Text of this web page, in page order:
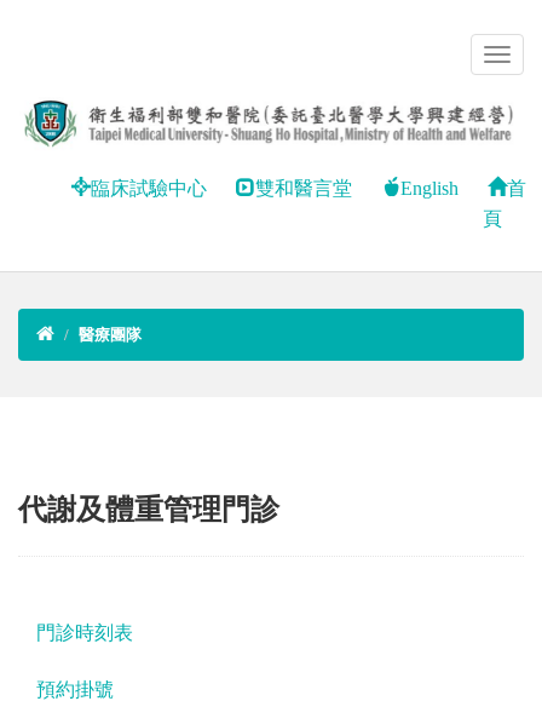
臨床試驗中心 雙和醫言堂 English
首
頁
醫療團隊
代謝及體重管理門診
門診時刻表
預約掛號